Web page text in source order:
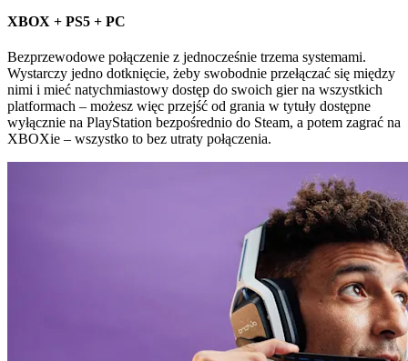
XBOX + PS5 + PC
Bezprzewodowe połączenie z jednocześnie trzema systemami.
Wystarczy jedno dotknięcie, żeby swobodnie przełączać się między
nimi i mieć natychmiastowy dostęp do swoich gier na wszystkich
platformach – możesz więc przejść od grania w tytuły dostępne
wyłącznie na PlayStation bezpośrednio do Steam, a potem zagrać na
XBOXie – wszystko to bez utraty połączenia.